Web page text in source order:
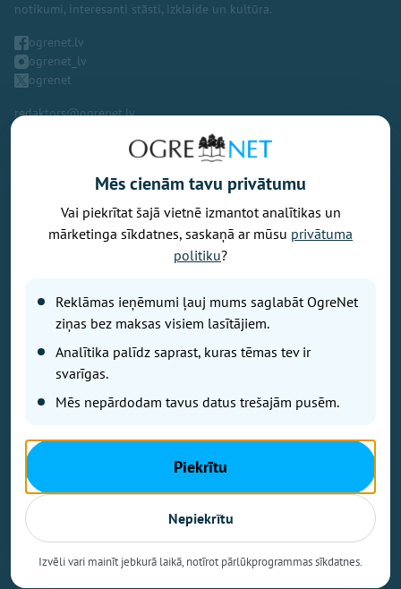
notikumi, interesanti stāsti, izklaide un kultūra.
ogrenet.lv
ogrenet_lv
ogrenet
redaktors@ogrenet.lv
Vēlaties izteikt savu viedokli par portālu? Pamanījāt kļūdu? Ir
problēma, ko vēlaties apspriest publiski? Vēlaties iesūtīt rakstu par
Jums aktuālu tēmu? Varbūt Jums vajadzīgs padoms? Rakstiet uz
Izdevējs: SIA "Ogres Balss".
Juridiskā adrese: Lāčplēša iela 24
Ētikas kodeks
Autortiesības
Kontakti
Reklāma
Autortiesības © Ogrenet 2026.
Visas tiesības aizsargātas.
Mēs cienām tavu privātumu
Vai piekrītat šajā vietnē izmantot analītikas un
mārketinga sīkdatnes, saskaņā ar mūsu privātuma
politiku?
Reklāmas ieņēmumi ļauj mums saglabāt OgreNet
ziņas bez maksas visiem lasītājiem.
Analītika palīdz saprast, kuras tēmas tev ir
svarīgas.
Mēs nepārdodam tavus datus trešajām pusēm.
Piekrītu
Nepiekrītu
Izvēli vari mainīt jebkurā laikā, notīrot pārlūkprogrammas sīkdatnes.